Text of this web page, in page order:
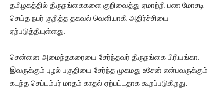
தமிழகத்தில் திருநங்கைகளை குறிவைத்து ஏமாற்றி பண மோசடி
செய்த நபர் குறித்த தகவல் வெளியாகி அதிர்ச்சியை
ஏற்படுத்தியுள்ளது.
சென்னை அமைந்தகரையை சேர்ந்தவர் திருநங்கை பிரியங்கா.
இவருக்கும் புழல் பகுதியை சேர்ந்த முகமது உசேன் என்பவருக்கும்
கடந்த செப்டம்பர் மாதம் காதல் ஏற்பட்டதாக கூறப்படுகிறது.